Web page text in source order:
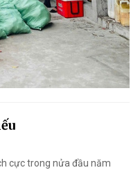
cực trong nửa đầu năm